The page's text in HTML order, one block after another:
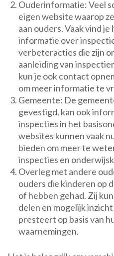
Ouderinformatie: Veel
eigen website waarop
aan ouders. Vaak vind
informatie over
verbeteracties die zijn
aanleiding van
kun je ook contact
om meer informatie te
Gemeente: De
gevestigd, kan ook
inspecties in het
websites kunnen vaak
bieden om meer te
inspecties en
Overleg met andere
ouders die kinderen op
of hebben gehad. Zij
delen en mogelijk
presteert op basis van
waarnemingen.